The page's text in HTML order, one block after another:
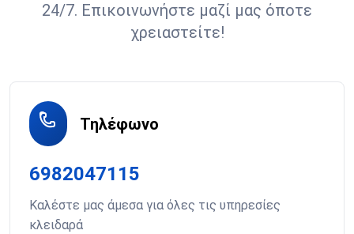
24/7. Επικοινωνήστε μαζί μας όποτε
χρειαστείτε!
Τηλέφωνο
6982047115
Καλέστε μας άμεσα για όλες τις υπηρεσίες
κλειδαρά